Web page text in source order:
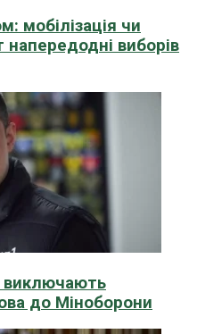
мобілізація чи
напередодні виборів
виключають
до Міноборони